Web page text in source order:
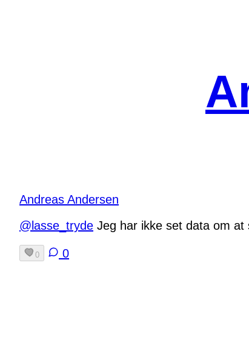
Andreas Andersen
@lasse_tryde Jeg har ikke set data om
0 0